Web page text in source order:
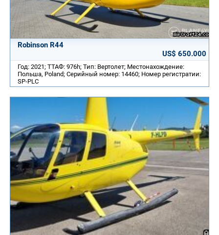
Robinson R44
US$ 650.000
Год: 2021; ТТАФ: 976h; Тип: Вертолет; Местонахождение:
Польша, Poland; Серийный номер: 14460; Номер регистратии:
SP-PLC